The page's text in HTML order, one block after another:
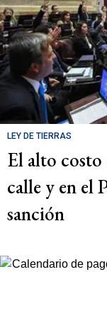
LEY DE TIERRAS
El alto
calle y en el
sanción